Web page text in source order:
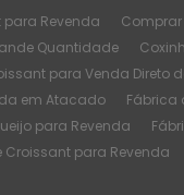
Revenda
Quantidade
para Venda Direto
em Atacado Fábrica
para Revenda
Croissant para Revenda